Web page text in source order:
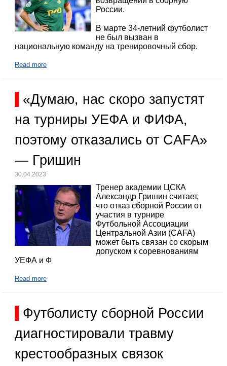
России.
В марте 34-летний футболист
не был вызван в
национальную команду на тренировочный сбор.
Read more
«Думаю, нас скоро запустят
на турниры УЕФА и ФИФА,
поэтому отказались от CAFA»
— Гришин
30.04.2023
Тренер академии ЦСКА
Александр Гришин считает,
что отказ сборной России от
участия в турнире
Футбольной Ассоциации
Центральной Азии (CAFA)
может быть связан со скорым
допуском к соревнованиям
УЕФА и Ф
Read more
Футболисту сборной России
диагностировали травму
крестообразных связок